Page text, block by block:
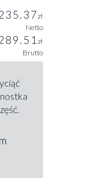
zł
Netto
zł
Brutto